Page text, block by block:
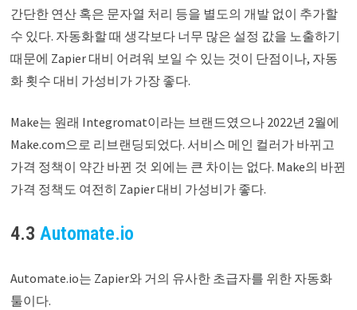
간단한 연산 혹은 문자열 처리 등을 별도의 개발 없이 추가할
수 있다. 자동화할 때 생각보다 너무 많은 설정 값을 노출하기
때문에 Zapier 대비 어려워 보일 수 있는 것이 단점이나, 자동
화 횟수 대비 가성비가 가장 좋다.
Make는 원래 Integromat이라는 브랜드였으나 2022년 2월에
Make.com으로 리브랜딩되었다. 서비스 메인 컬러가 바뀌고
가격 정책이 약간 바뀐 것 외에는 큰 차이는 없다. Make의 바뀐
가격 정책도 여전히 Zapier 대비 가성비가 좋다.
4.3Automate.io
Automate.io는 Zapier와 거의 유사한 초급자를 위한 자동화
툴이다.